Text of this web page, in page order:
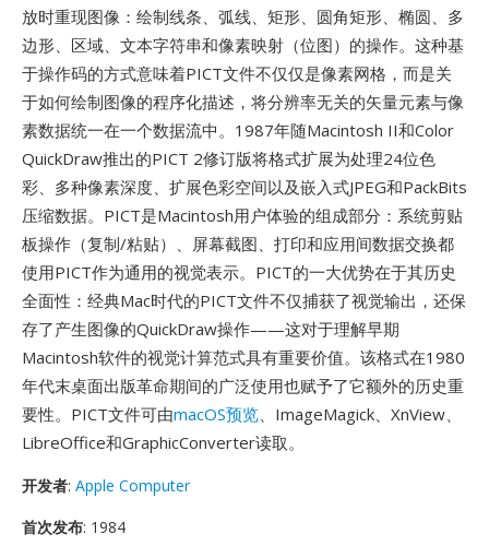
放时重现图像：绘制线条、弧线、矩形、圆角矩形、椭圆、多
边形、区域、文本字符串和像素映射（位图）的操作。这种基
于操作码的方式意味着PICT文件不仅仅是像素网格，而是关
于如何绘制图像的程序化描述，将分辨率无关的矢量元素与像
素数据统一在一个数据流中。1987年随Macintosh II和Color
QuickDraw推出的PICT 2修订版将格式扩展为处理24位色
彩、多种像素深度、扩展色彩空间以及嵌入式JPEG和PackBits
压缩数据。PICT是Macintosh用户体验的组成部分：系统剪贴
板操作（复制/粘贴）、屏幕截图、打印和应用间数据交换都
使用PICT作为通用的视觉表示。PICT的一大优势在于其历史
全面性：经典Mac时代的PICT文件不仅捕获了视觉输出，还保
存了产生图像的QuickDraw操作——这对于理解早期
Macintosh软件的视觉计算范式具有重要价值。该格式在1980
年代末桌面出版革命期间的广泛使用也赋予了它额外的历史重
要性。PICT文件可由macOS预览、ImageMagick、XnView、
LibreOffice和GraphicConverter读取。
开发者: Apple Computer
首次发布: 1984